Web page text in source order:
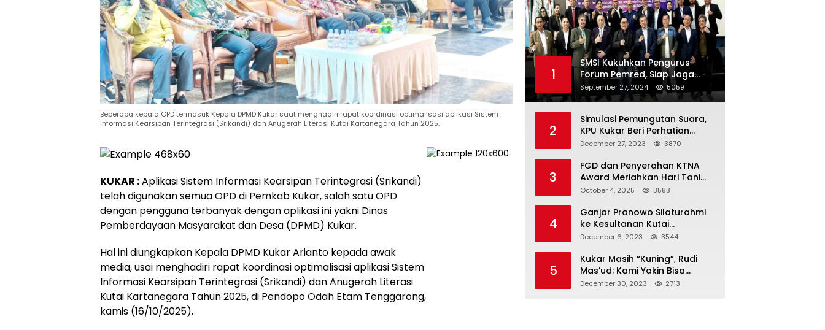
Beberapa kepala OPD termasuk Kepala DPMD Kukar saat menghadiri rapat koordinasi optimalisasi aplikasi Sistem
Informasi Kearsipan Terintegrasi (Srikandi) dan Anugerah Literasi Kutai Kartanegara Tahun 2025.
KUKAR :Aplikasi Sistem Informasi Kearsipan Terintegrasi (Srikandi)
telah digunakan semua OPD di Pemkab Kukar, salah satu OPD
dengan pengguna terbanyak dengan aplikasi ini yakni Dinas
Pemberdayaan Masyarakat dan Desa (DPMD) Kukar.
Hal ini diungkapkan Kepala DPMD Kukar Arianto kepada awak
media, usai menghadiri rapat koordinasi optimalisasi aplikasi Sistem
Informasi Kearsipan Terintegrasi (Srikandi) dan Anugerah Literasi
Kutai Kartanegara Tahun 2025, di Pendopo Odah Etam Tenggarong,
kamis (16/10/2025).
1
SMSI Kukuhkan Pengurus
Forum Pemred, Siap Jaga
Kualitas Media Daring di
Indonesia
September 27, 2024 5059
2
Simulasi Pemungutan Suara,
KPU Kukar Beri Perhatian
Penyandang Disabilitas
December 27, 2023 3870
3
FGD dan Penyerahan KTNA
Award Meriahkan Hari Tani
Nasional di Kukar
October 4, 2025 3583
4
Ganjar Pranowo Silaturahmi
ke Kesultanan Kutai
Kartanegara
December 6, 2023 3544
5
Kukar Masih “Kuning”, Rudi
Mas’ud: Kami Yakin Bisa
Menang di Pemilu 2024
December 30, 2023 2713